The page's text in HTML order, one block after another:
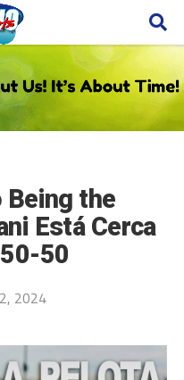
Being the
Está Cerca
50
2024